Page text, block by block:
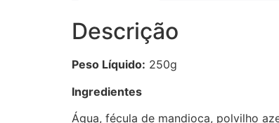
Descrição
Peso Líquido: 250g
Ingredientes
Água, fécula de mandioca, polvilho